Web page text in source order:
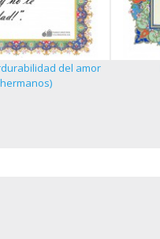
del amor